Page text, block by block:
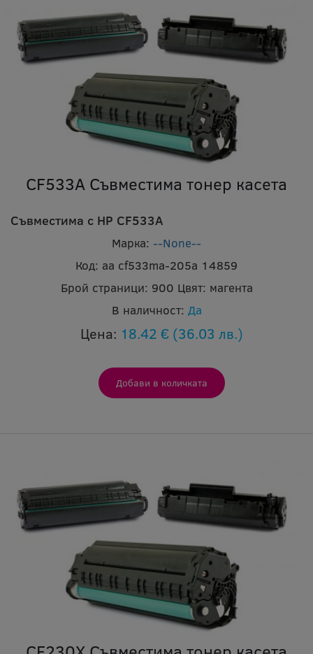
CF533A Съвместима тонер касета
Съвместима с HP CF533A
Марка: --None--
Код: aa cf533ma-205a 14859
Брой страници: 900 Цвят: магента
В наличност: Да
Цена: 18.42 € (36.03 лв.)